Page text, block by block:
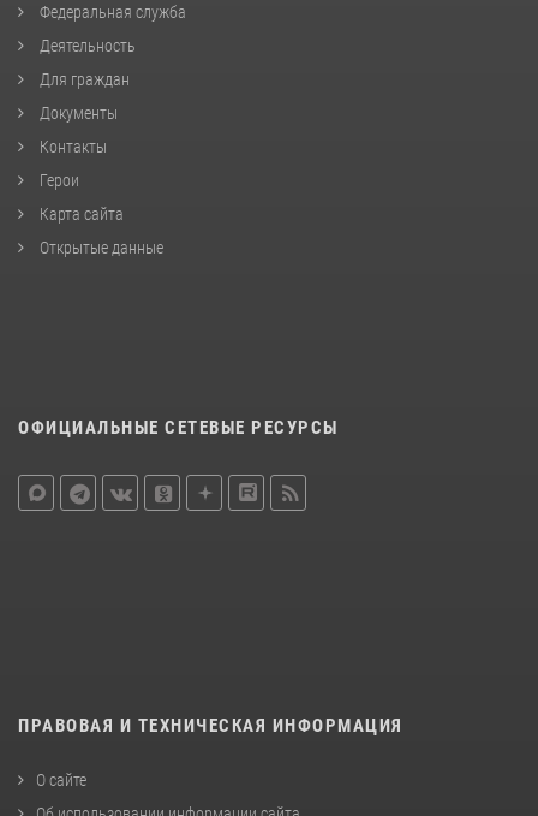
Федеральная служба
Деятельность
Для граждан
Документы
Контакты
Герои
Карта сайта
Открытые данные
ОФИЦИАЛЬНЫЕ СЕТЕВЫЕ РЕСУРСЫ
ПРАВОВАЯ И ТЕХНИЧЕСКАЯ ИНФОРМАЦИЯ
О сайте